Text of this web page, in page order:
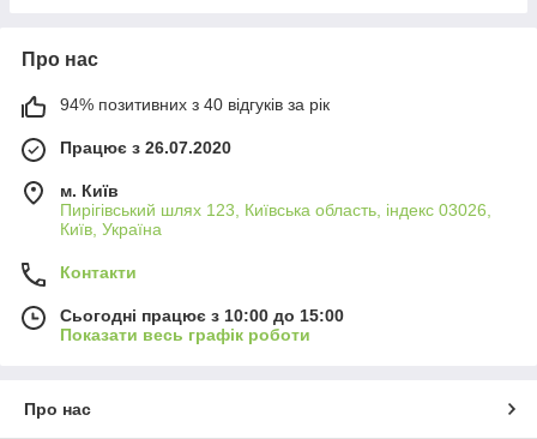
Про нас
94% позитивних з 40 відгуків за рік
Працює з 26.07.2020
м. Київ
Пирігівський шлях 123, Київська область, індекс 03026,
Київ, Україна
Контакти
Сьогодні працює з 10:00 до 15:00
Показати весь графік роботи
Про нас